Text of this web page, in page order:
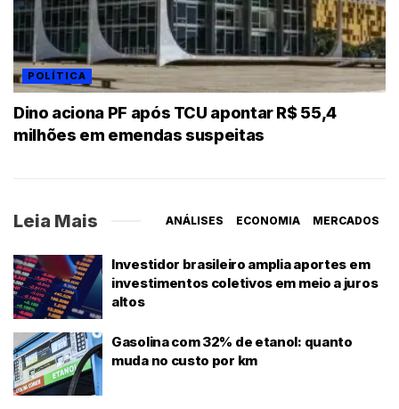
POLÍTICA
Dino aciona PF após TCU apontar R$ 55,4
milhões em emendas suspeitas
Leia Mais ANÁLISES ECONOMIA MERCADOS
Investidor brasileiro amplia aportes em
investimentos coletivos em meio a juros
altos
Gasolina com 32% de etanol: quanto
muda no custo por km